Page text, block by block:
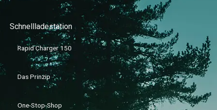
Schnellladestation
Rapid Charger 150
Das Prinzip
One-Stop-Shop